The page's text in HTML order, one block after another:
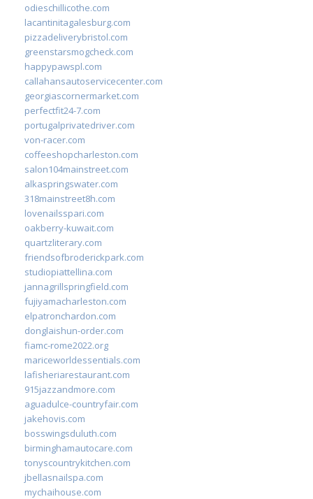
odieschillicothe.com
lacantinitagalesburg.com
pizzadeliverybristol.com
greenstarsmogcheck.com
happypawspl.com
callahansautoservicecenter.com
georgiascornermarket.com
perfectfit24-7.com
portugalprivatedriver.com
von-racer.com
coffeeshopcharleston.com
salon104mainstreet.com
alkaspringswater.com
318mainstreet8h.com
lovenailsspari.com
oakberry-kuwait.com
quartzliterary.com
friendsofbroderickpark.com
studiopiattellina.com
jannagrillspringfield.com
fujiyamacharleston.com
elpatronchardon.com
donglaishun-order.com
fiamc-rome2022.org
mariceworldessentials.com
lafisheriarestaurant.com
915jazzandmore.com
aguadulce-countryfair.com
jakehovis.com
bosswingsduluth.com
birminghamautocare.com
tonyscountrykitchen.com
jbellasnailspa.com
mychaihouse.com